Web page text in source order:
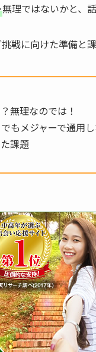
無理ではないかと、
戦に向けた準備と
無理なのでは！
もメジャーで通用
課題